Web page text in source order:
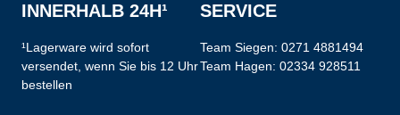
INNERHALB 24H¹
¹Lagerware wird sofort
versendet, wenn Sie bis 12 Uhr
bestellen
SERVICE
Team Siegen: 0271 4881494
Team Hagen: 02334 928511